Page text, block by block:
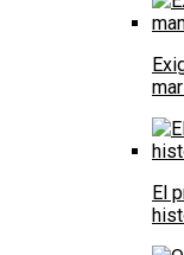
El